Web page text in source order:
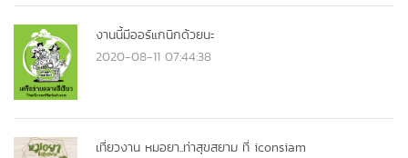
งานนี้มีออร์แกนิกด้วยนะ
2020-08-11 07:44:38
เที่ยวงาน หมอยา..ท่าสุขสยาม ที่ iconsiam